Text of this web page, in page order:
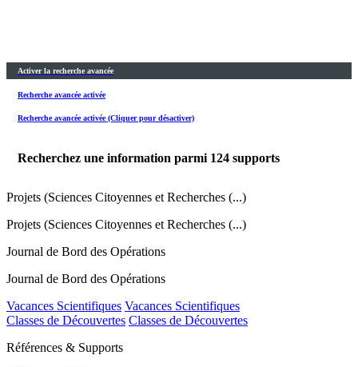
Activer la recherche avancée
Recherche avancée activée
Recherche avancée activée (Cliquer pour désactiver)
Recherchez une information parmi 124 supports
Projets (Sciences Citoyennes et Recherches (...)
Projets (Sciences Citoyennes et Recherches (...)
Journal de Bord des Opérations
Journal de Bord des Opérations
Vacances Scientifiques Vacances Scientifiques
Classes de Découvertes Classes de Découvertes
Références & Supports